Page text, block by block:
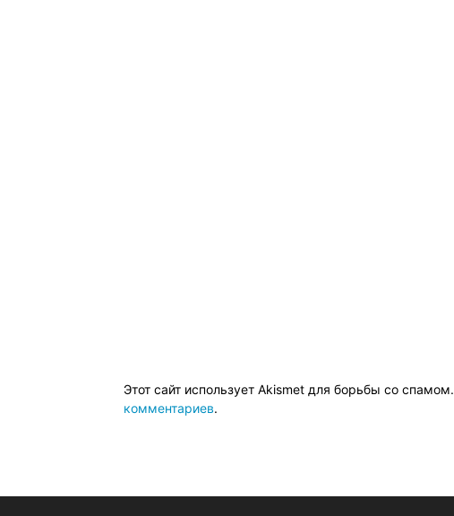
Этот сайт использует Akismet для борьбы со спамом.
комментариев.